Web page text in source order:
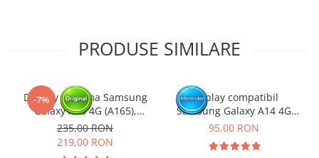
Click aici pentru mai multe informatii
PRODUSE SIMILARE
-7%
Display cu rama Samsung
Galaxy A16 4G (A165),
Negru (Original Service
Pack)
235,00 RON
219,00 RON
Display compatibil
Samsung Galaxy A14 4G
(A145P/ A145R) - cu Rama
95,00 RON